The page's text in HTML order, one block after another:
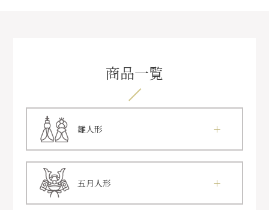
商品一覧
雛人形
五月人形